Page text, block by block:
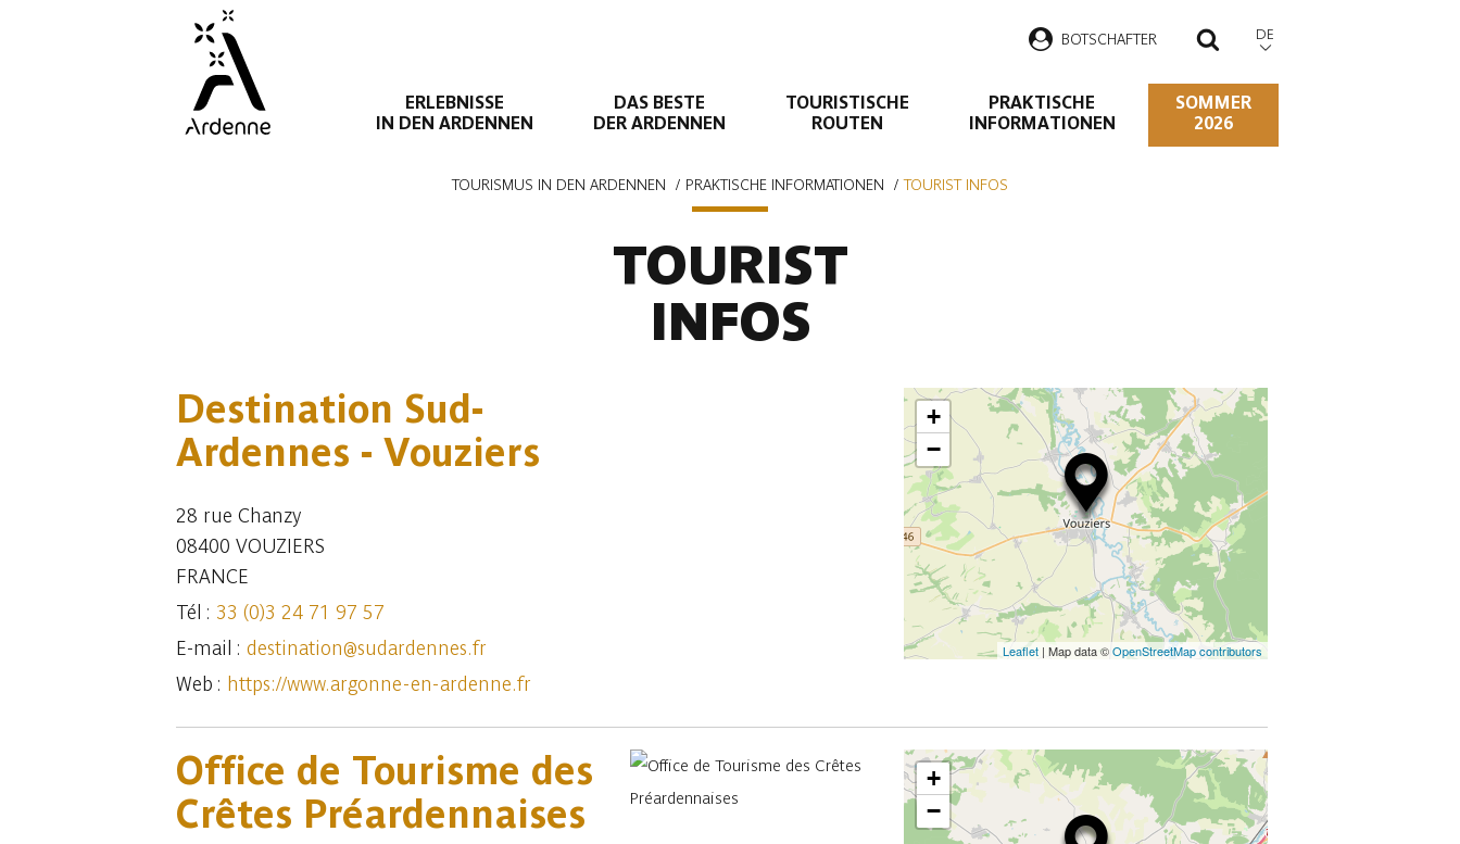
BOTSCHAFTER SUCHEN
DE
ERLEBNISSE
IN DEN ARDENNEN
DAS BESTE
DER ARDENNEN
TOURISTISCHE
ROUTEN
PRAKTISCHE
INFORMATIONEN
SOMMER
2026
TOURISMUS IN DEN ARDENNEN PRAKTISCHE INFORMATIONEN TOURIST INFOS
TOURIST
INFOS
Destination Sud-
Ardennes - Vouziers
28 rue Chanzy
08400 VOUZIERS
FRANCE
Tél : 33 (0)3 24 71 97 57
E-mail : destination@sudardennes.fr
Web : https://www.argonne-en-ardenne.fr
+
−
Leaflet| Map data ©OpenStreetMap contributors
Office de Tourisme des
Crêtes Préardennaises
+
−